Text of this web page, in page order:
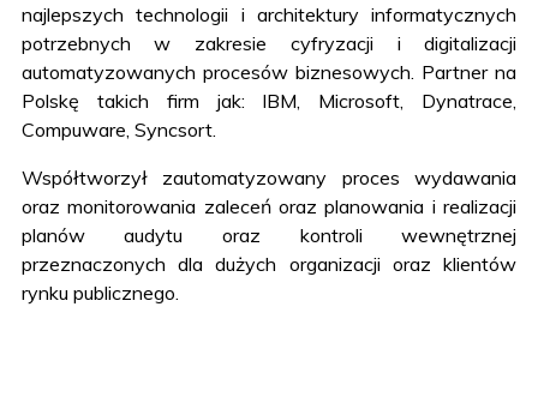
najlepszych technologii i architektury informatycznych
potrzebnych w zakresie cyfryzacji i digitalizacji
automatyzowanych procesów biznesowych. Partner na
Polskę takich firm jak: IBM, Microsoft, Dynatrace,
Compuware, Syncsort.
Współtworzył zautomatyzowany proces wydawania
oraz monitorowania zaleceń oraz planowania i realizacji
planów audytu oraz kontroli wewnętrznej
przeznaczonych dla dużych organizacji oraz klientów
rynku publicznego.